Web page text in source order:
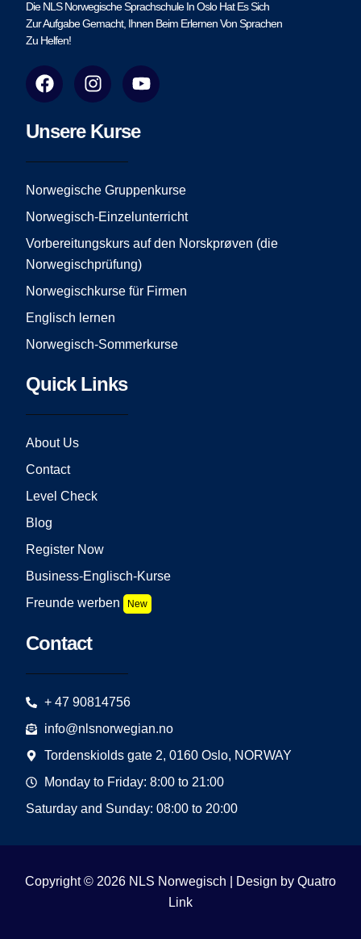
Die NLS Norwegische Sprachschule In Oslo Hat Es Sich
Zur Aufgabe Gemacht, Ihnen Beim Erlernen Von Sprachen
Zu Helfen!
F
a
e
o
o
I
n
t
g
r
m
Y
o
t
e
Unsere Kurse
Norwegische Gruppenkurse
Norwegisch-Einzelunterricht
Vorbereitungskurs auf den Norskprøven (die
Norwegischprüfung)
Norwegischkurse für Firmen
Englisch lernen
Norwegisch-Sommerkurse
Quick Links
About Us
Contact
Level Check
Blog
Register Now
Business-Englisch-Kurse
Freunde werben
New
Contact
+ 47 90814756
info@nlsnorwegian.no
Tordenskiolds gate 2, 0160 Oslo, NORWAY
Monday to Friday: 8:00 to 21:00
Saturday and Sunday: 08:00 to 20:00
Copyright © 2026 NLS Norwegisch | Design by Quatro
Link